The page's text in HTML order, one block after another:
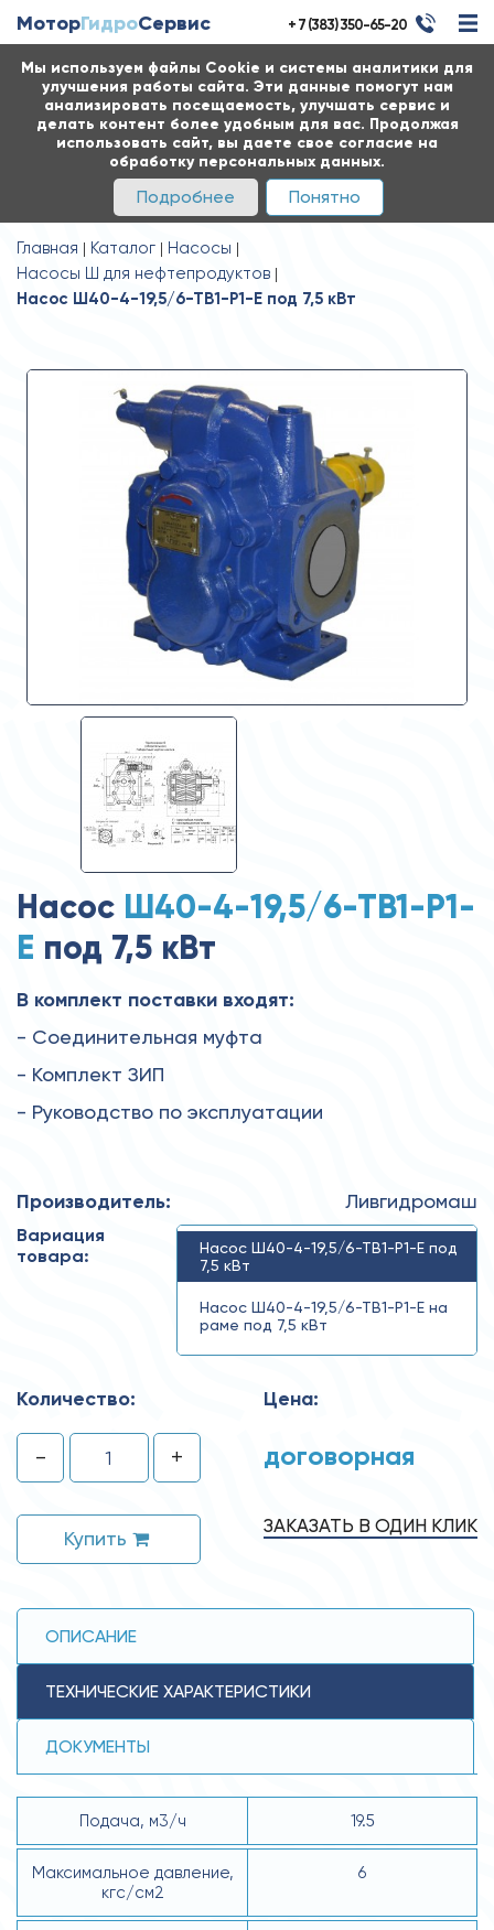
Мы используем файлы Cookie и системы аналитики для
улучшения работы сайта. Эти данные помогут нам
анализировать посещаемость, улучшать сервис и
делать контент более удобным для вас. Продолжая
использовать сайт, вы даете свое согласие на
обработку персональных данных.
Подробнее Понятно
МоторГидроСервис + 7 (383) 350-65-20
Главная Каталог
Насосы
Насосы Ш для нефтепродуктов
Насос Ш40-4-19,5/6-ТВ1-Р1-Е под 7,5 кВт
Насос Ш40-4-19,5/6-ТВ1-Р1-
Е под 7,5 кВт
В комплект поставки входят:
- Соединительная муфта
- Комплект ЗИП
- Руководство по эксплуатации
Производитель: Ливгидромаш
Вариация
товара:
Насос Ш40-4-19,5/6-ТВ1-Р1-Е под
7,5 кВт
Насос Ш40-4-19,5/6-ТВ1-Р1-Е на
раме под 7,5 кВт
Количество:
- +
Купить
Цена:
договорная
ЗАКАЗАТЬ В ОДИН КЛИК
ОПИСАНИЕ
ТЕХНИЧЕСКИЕ ХАРАКТЕРИСТИКИ
ДОКУМЕНТЫ
Подача, м3/ч 19.5
Максимальное давление,
кгс/см2
6